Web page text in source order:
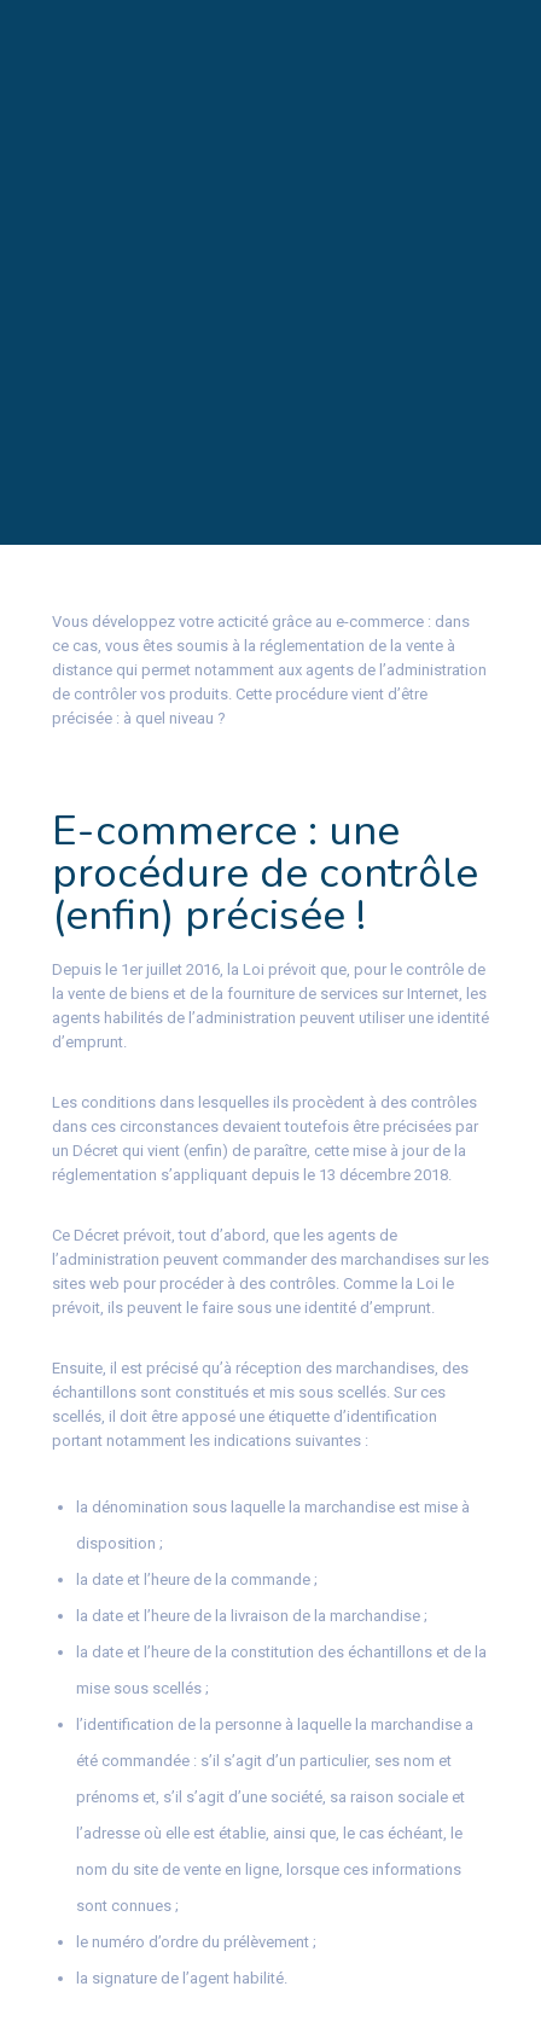
Vous développez votre acticité grâce au e-commerce : dans
ce cas, vous êtes soumis à la réglementation de la vente à
distance qui permet notamment aux agents de l’administration
de contrôler vos produits. Cette procédure vient d’être
précisée : à quel niveau ?
E-commerce : une
procédure de contrôle
(enfin) précisée !
Depuis le 1er juillet 2016, la Loi prévoit que, pour le contrôle de
la vente de biens et de la fourniture de services sur Internet, les
agents habilités de l’administration peuvent utiliser une identité
d’emprunt.
Les conditions dans lesquelles ils procèdent à des contrôles
dans ces circonstances devaient toutefois être précisées par
un Décret qui vient (enfin) de paraître, cette mise à jour de la
réglementation s’appliquant depuis le 13 décembre 2018.
Ce Décret prévoit, tout d’abord, que les agents de
l’administration peuvent commander des marchandises sur les
sites web pour procéder à des contrôles. Comme la Loi le
prévoit, ils peuvent le faire sous une identité d’emprunt.
Ensuite, il est précisé qu’à réception des marchandises, des
échantillons sont constitués et mis sous scellés. Sur ces
scellés, il doit être apposé une étiquette d’identification
portant notamment les indications suivantes :
la dénomination sous laquelle la marchandise est mise à
disposition ;
la date et l’heure de la commande ;
la date et l’heure de la livraison de la marchandise ;
la date et l’heure de la constitution des échantillons et de la
mise sous scellés ;
l’identification de la personne à laquelle la marchandise a
été commandée : s’il s’agit d’un particulier, ses nom et
prénoms et, s’il s’agit d’une société, sa raison sociale et
l’adresse où elle est établie, ainsi que, le cas échéant, le
nom du site de vente en ligne, lorsque ces informations
sont connues ;
le numéro d’ordre du prélèvement ;
la signature de l’agent habilité.